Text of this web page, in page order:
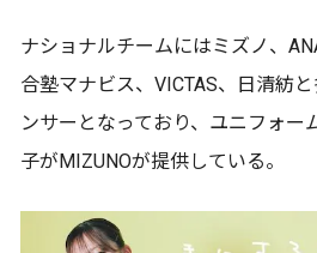
ナショナルチームにはミズノ、
合塾マナビス、VICTAS、日清紡
ンサーとなっており、ユニフォー
子がMIZUNOが提供している。